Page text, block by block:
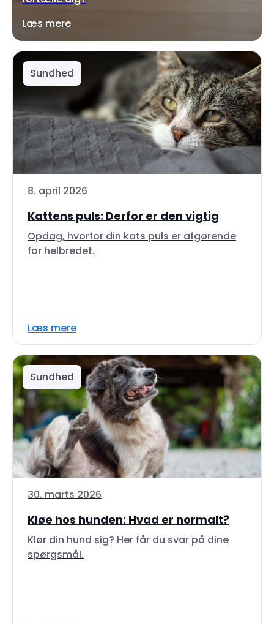
Læs mere
Sundhed
8. april 2026
Kattens puls: Derfor er den vigtig
Opdag, hvorfor din kats puls er afgørende
for helbredet.
Læs mere
Sundhed
30. marts 2026
Kløe hos hunden: Hvad er normalt?
Klør din hund sig? Her får du svar på dine
spørgsmål.